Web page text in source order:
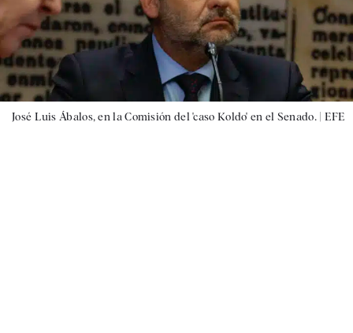
José Luis Ábalos, en la Comisión del 'caso Koldo' en el Senado. | EFE